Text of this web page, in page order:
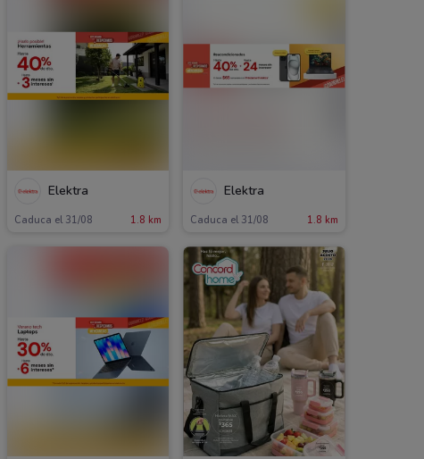
Elektra
Caduca el 31/08 1.8 km
Elektra
Caduca el 31/08 1.8 km